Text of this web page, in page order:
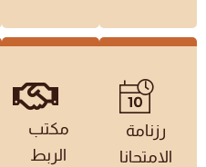
رزنامة
الامتحانا
مكتب
الربط